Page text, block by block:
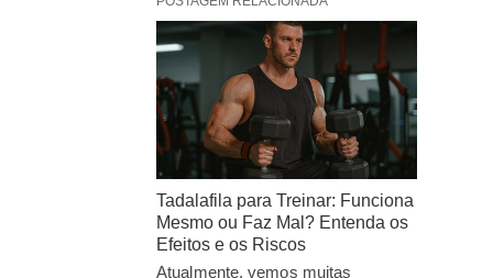
Tadalafila para Treinar: Funciona
Mesmo ou Faz Mal? Entenda os
Efeitos e os Riscos
Atualmente, vemos muitas